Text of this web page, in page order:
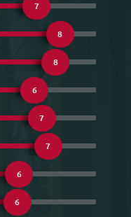
7
8
8
6
7
7
6
6